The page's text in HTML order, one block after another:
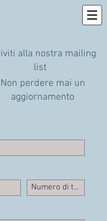
alla nostra mailing
list
Non perdere mai un
aggiornamento